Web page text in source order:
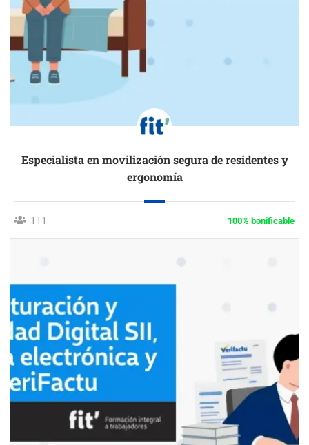
Especialista en movilización segura de residentes y
ergonomía
111 100% bonificable